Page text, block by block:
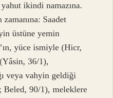
ikindi namazına.
Saadet
üstüne yemin
yüce ismiyle (Hicr,
36/1),
veya vahyin geldiği
Beled, 90/1), meleklere